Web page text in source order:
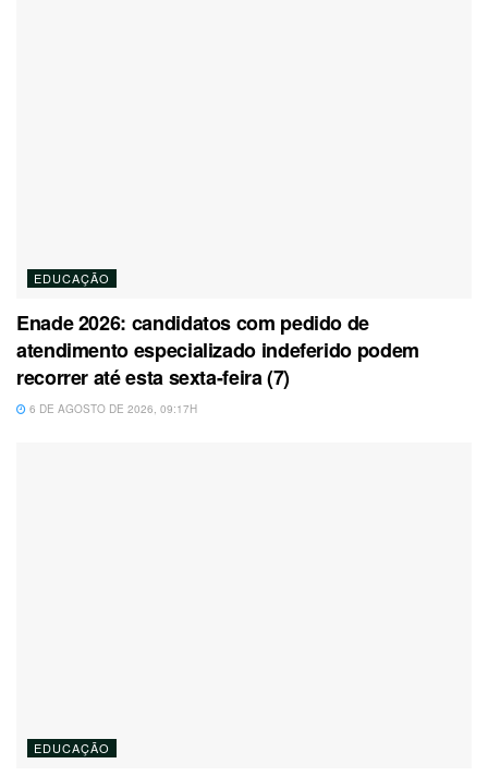
EDUCAÇÃO
Enade 2026: candidatos com pedido de
atendimento especializado indeferido podem
recorrer até esta sexta-feira (7)
6 DE AGOSTO DE 2026, 09:17H
EDUCAÇÃO